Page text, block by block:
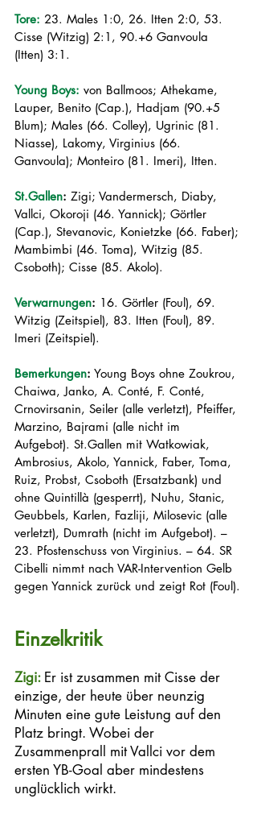
Tore: 23. Males 1:0, 26. Itten 2:0, 53.
Cisse (Witzig) 2:1, 90.+6 Ganvoula
(Itten) 3:1.
Young Boys: von Ballmoos; Athekame,
Lauper, Benito (Cap.), Hadjam (90.+5
Blum); Males (66. Colley), Ugrinic (81.
Niasse), Lakomy, Virginius (66.
Ganvoula); Monteiro (81. Imeri), Itten.
St.Gallen: Zigi; Vandermersch, Diaby,
Vallci, Okoroji (46. Yannick); Görtler
(Cap.), Stevanovic, Konietzke (66. Faber);
Mambimbi (46. Toma), Witzig (85.
Csoboth); Cisse (85. Akolo).
Verwarnungen: 16. Görtler (Foul), 69.
Witzig (Zeitspiel), 83. Itten (Foul), 89.
Imeri (Zeitspiel).
Bemerkungen: Young Boys ohne Zoukrou,
Chaiwa, Janko, A. Conté, F. Conté,
Crnovirsanin, Seiler (alle verletzt), Pfeiffer,
Marzino, Bajrami (alle nicht im
Aufgebot). St.Gallen mit Watkowiak,
Ambrosius, Akolo, Yannick, Faber, Toma,
Ruiz, Probst, Csoboth (Ersatzbank) und
ohne Quintillà (gesperrt), Nuhu, Stanic,
Geubbels, Karlen, Fazliji, Milosevic (alle
verletzt), Dumrath (nicht im Aufgebot). –
23. Pfostenschuss von Virginius. – 64. SR
Cibelli nimmt nach VAR-Intervention Gelb
gegen Yannick zurück und zeigt Rot (Foul).
Einzelkritik
Zigi: Er ist zusammen mit Cisse der
einzige, der heute über neunzig
Minuten eine gute Leistung auf den
Platz bringt. Wobei der
Zusammenprall mit Vallci vor dem
ersten YB-Goal aber mindestens
unglücklich wirkt.